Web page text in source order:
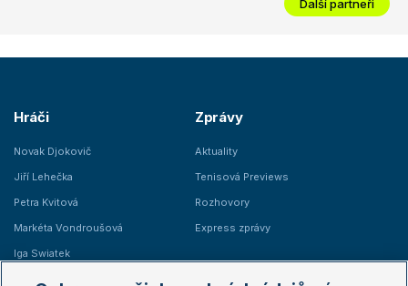
Další partneři
Hráči
Novak Djokovič
Jiří Lehečka
Petra Kvitová
Markéta Vondroušová
Iga Swiatek
Zprávy
Aktuality
Tenisová Previews
Rozhovory
Express zprávy